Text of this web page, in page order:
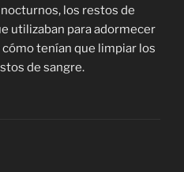
nocturnos, los restos de
utilizaban para adormecer
tenían que limpiar los
de sangre.